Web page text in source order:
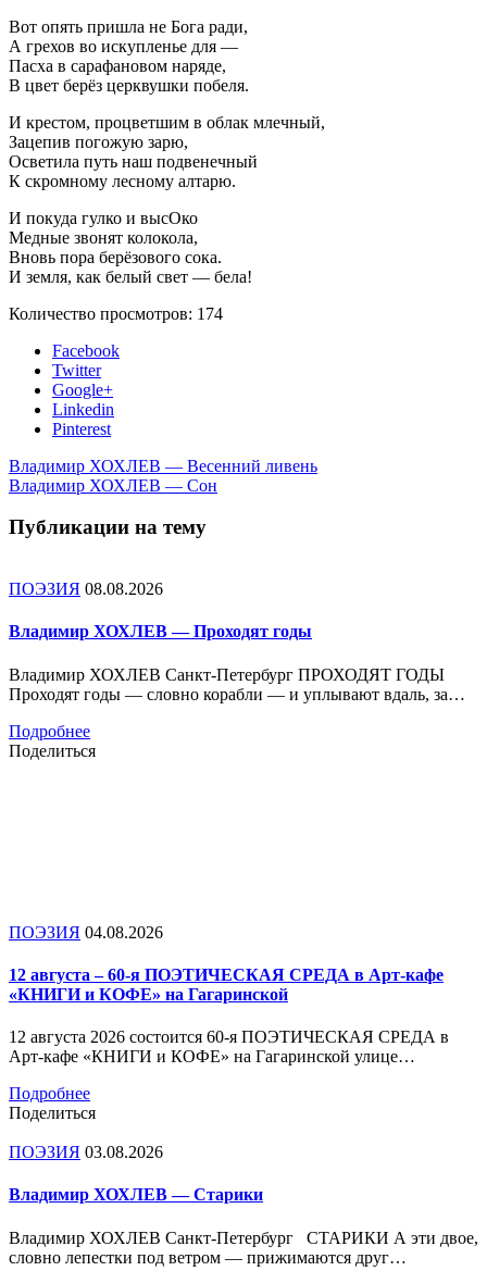
Вот опять пришла не Бога ради,
А грехов во искупленье для —
Пасха в сарафановом наряде,
В цвет берёз церквушки побеля.
И крестом, процветшим в облак млечный,
Зацепив погожую зарю,
Осветила путь наш подвенечный
К скромному лесному алтарю.
И покуда гулко и высОко
Медные звонят колокола,
Вновь пора берёзового сока.
И земля, как белый свет — бела!
Количество просмотров: 174
Facebook
Twitter
Google+
Linkedin
Pinterest
Владимир ХОХЛЕВ — Весенний ливень
Владимир ХОХЛЕВ — Сон
Публикации на тему
ПОЭЗИЯ 08.08.2026
Владимир ХОХЛЕВ — Проходят годы
Владимир ХОХЛЕВ Санкт-Петербург ПРОХОДЯТ ГОДЫ
Проходят годы — словно корабли — и уплывают вдаль, за…
Подробнее
Поделиться
ПОЭЗИЯ 04.08.2026
12 августа – 60-я ПОЭТИЧЕСКАЯ СРЕДА в Арт-кафе
«КНИГИ и КОФЕ» на Гагаринской
12 августа 2026 состоится 60-я ПОЭТИЧЕСКАЯ СРЕДА в
Арт-кафе «КНИГИ и КОФЕ» на Гагаринской улице…
Подробнее
Поделиться
ПОЭЗИЯ 03.08.2026
Владимир ХОХЛЕВ — Старики
Владимир ХОХЛЕВ Санкт-Петербург СТАРИКИ А эти двое,
словно лепестки под ветром — прижимаются друг…